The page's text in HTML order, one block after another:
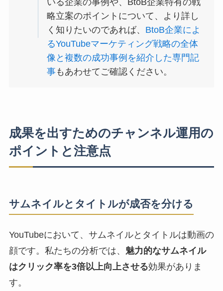
いる企業の事例や、BtoB企業特有の戦
略立案のポイントについて、より詳し
く知りたいのであれば、 BtoB企業によ
るYouTubeマーケティング戦略の全体
像と複数の成功事例を紹介した専門記
事もあわせてご確認ください。
成果を出すためのチャンネル運用の
ポイントと注意点
サムネイルとタイトルが成否を分ける
YouTubeにおいて、サムネイルとタイトルは動画の
顔です。私たちの分析では、 魅力的なサムネイル
はクリック率を3倍以上向上させる効果がありま
す。